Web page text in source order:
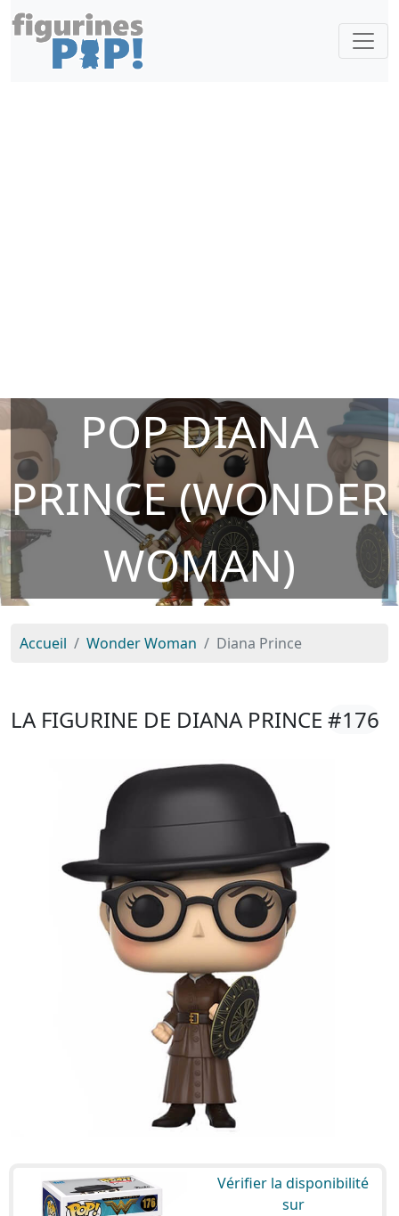
POP DIANA
PRINCE (WONDER
WOMAN)
Accueil Wonder Woman Diana Prince
LA FIGURINE DE DIANA PRINCE #176
Vérifier la disponibilité
sur